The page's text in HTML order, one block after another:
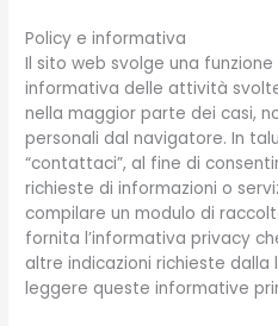
Policy e informativa
Il sito web svolge una
informativa delle attività
nella maggior parte dei casi,
personali dal navigatore. In
“contattaci”, al fine di
richieste di informazioni o
compilare un modulo di
fornita l’informativa privacy
altre indicazioni richieste dalla
leggere queste informative